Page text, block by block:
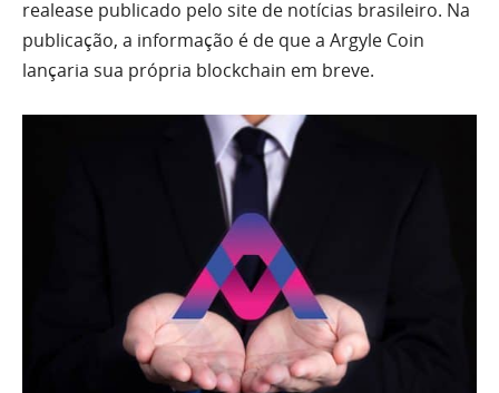
realease publicado pelo site de notícias brasileiro. Na
publicação, a informação é de que a Argyle Coin
lançaria sua própria blockchain em breve.